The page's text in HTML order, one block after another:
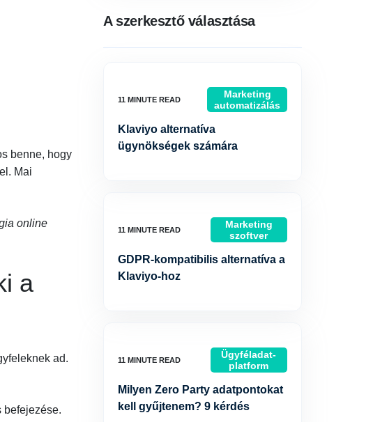
benne, hogy
Mai
online
a
ad.
befejezése.
A szerkesztő választása
Marketing
automatizálás
Klaviyo alternatíva
ügynökségek számára
Marketing
szoftver
GDPR-kompatibilis alternatíva a
Klaviyo-hoz
Ügyféladat-
platform
Milyen Zero Party adatpontokat
kell gyűjtenem? 9 kérdés